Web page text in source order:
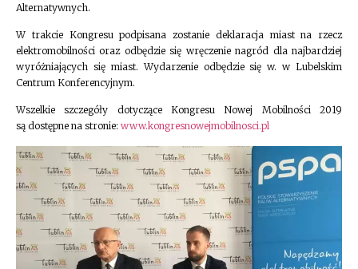
Alternatywnych.
W trakcie Kongresu podpisana zostanie deklaracja miast na rzecz
elektromobilności oraz odbędzie się wręczenie nagród dla najbardziej
wyróżniających się miast. Wydarzenie odbędzie się w. w Lubelskim
Centrum Konferencyjnym.
Wszelkie szczegóły dotyczące Kongresu Nowej Mobilności 2019
są dostępne na stronie: www.kongresnowejmobilnosci.pl